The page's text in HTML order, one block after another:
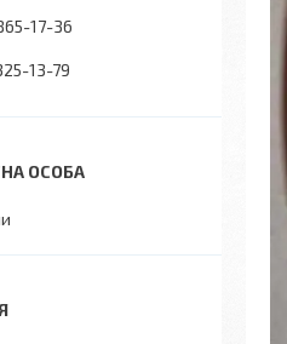
17-36
13-79